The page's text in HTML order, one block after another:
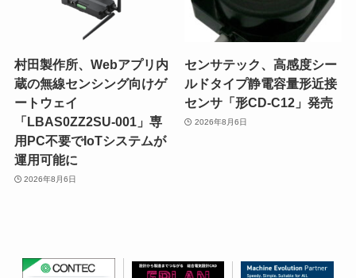
村田製作所、Webアプリ内
蔵の無線センシング向けゲ
ートウェイ
「LBAS0ZZ2SU-001」専
用PC不要でIoTシステムが
運用可能に
2026年8月6日
センサテック、高感度シー
ルドタイプ静電容量形近接
センサ「形CD-C12」発売
2026年8月6日